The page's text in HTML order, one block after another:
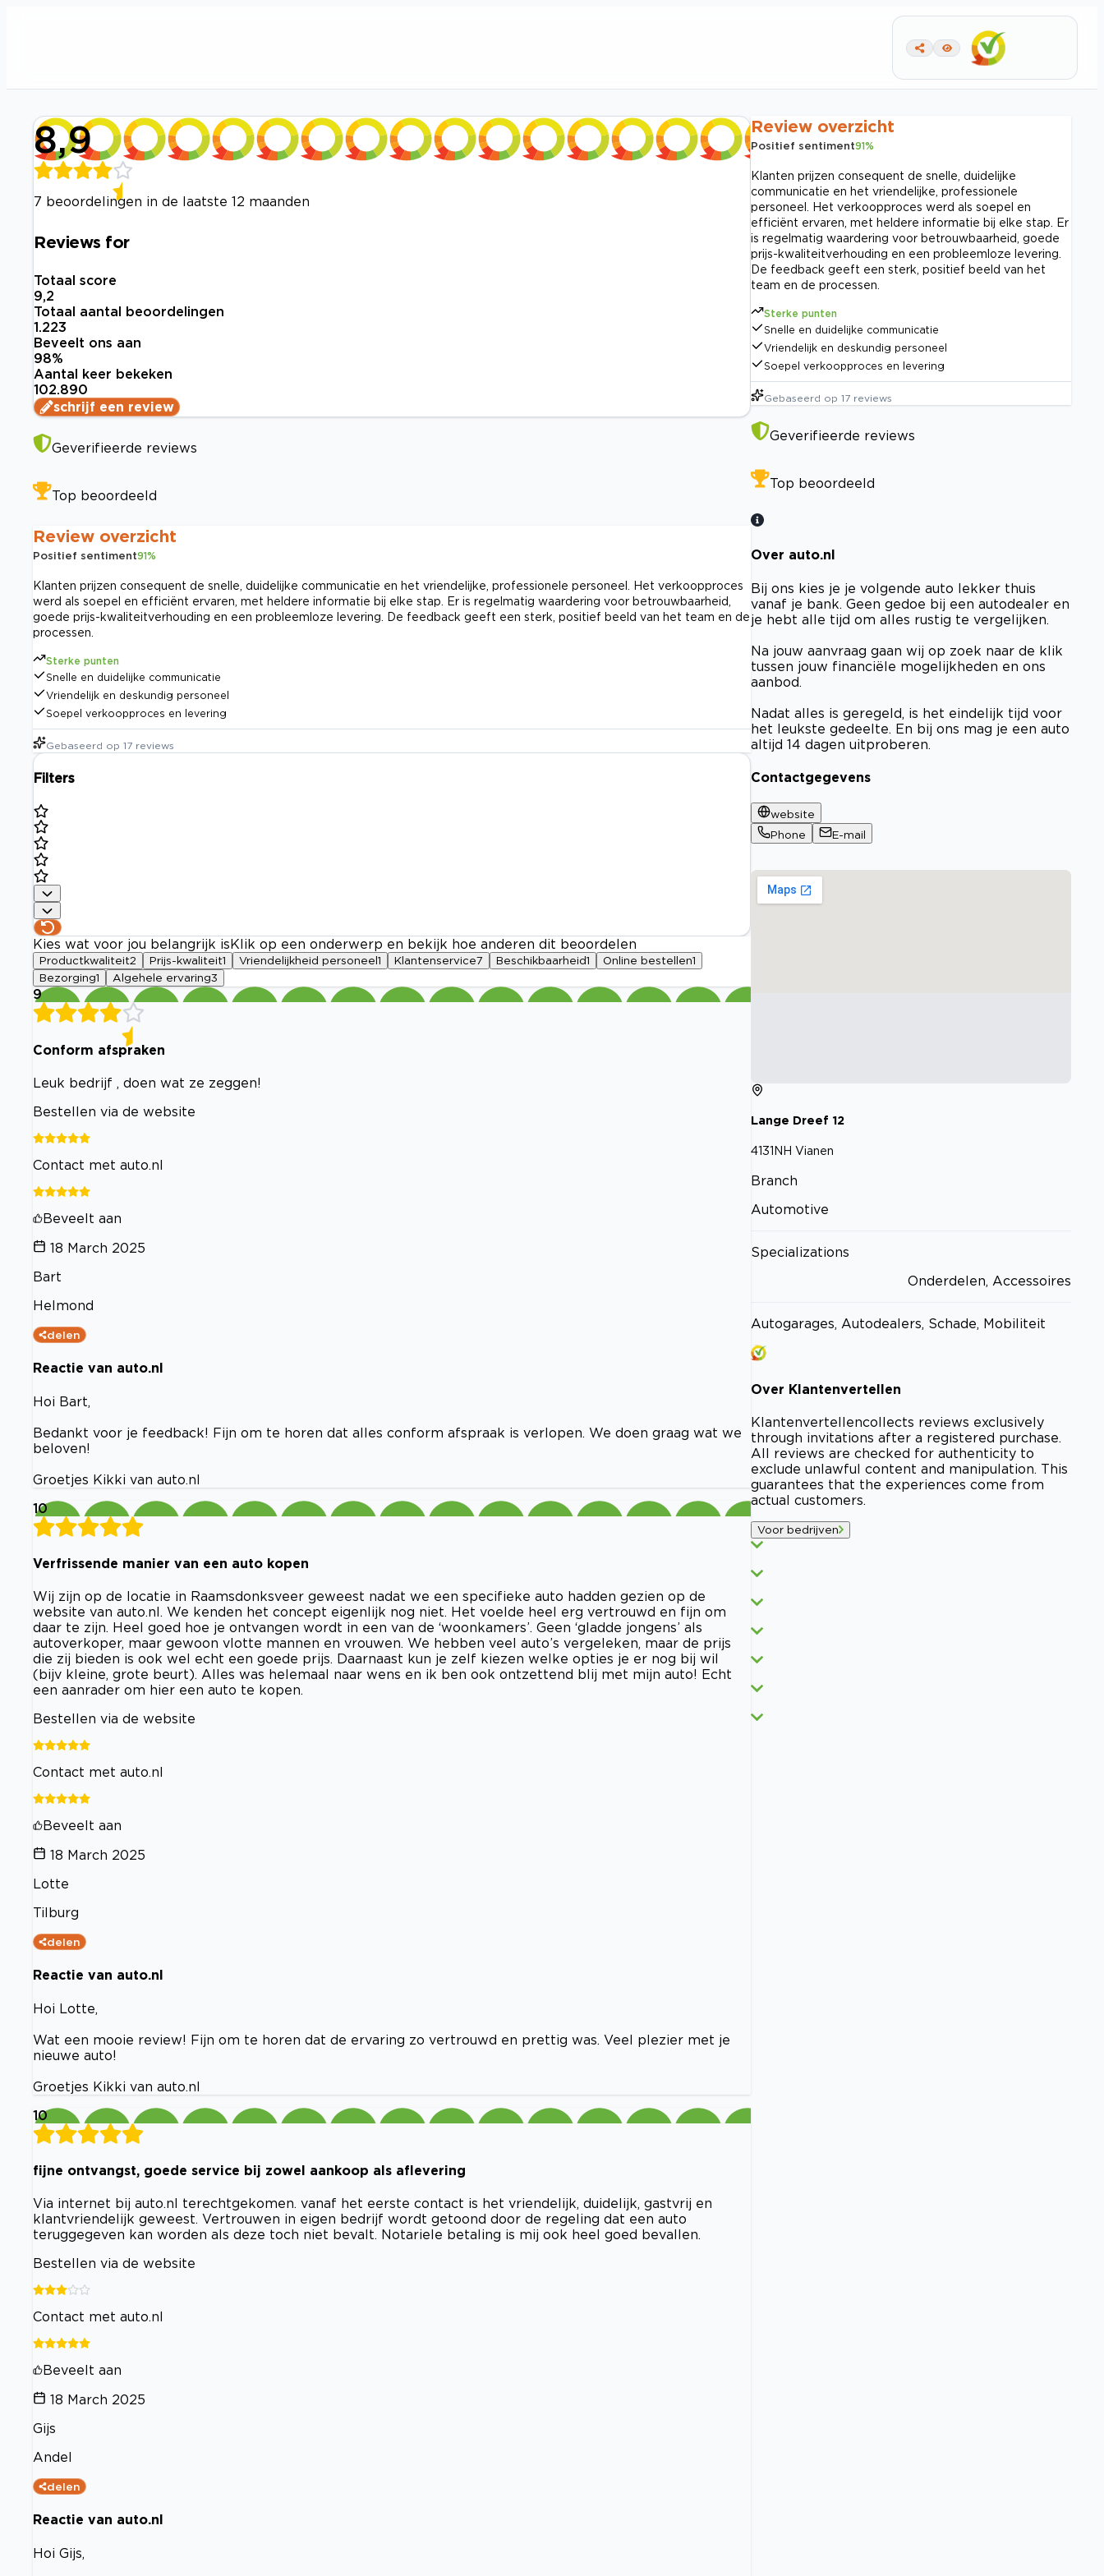
8,9
7 beoordelingen in de laatste 12 maanden
Reviews for
Totaal score
9,2
Totaal aantal beoordelingen
1.223
Beveelt ons aan
98%
Aantal keer bekeken
102.890
schrijf een review
Geverifieerde reviews
Top beoordeeld
Review overzicht
Positief sentiment91%
Klanten prijzen consequent de snelle, duidelijke communicatie en het vriendelijke, professionele personeel. Het verkoopproces
werd als soepel en efficiënt ervaren, met heldere informatie bij elke stap. Er is regelmatig waardering voor betrouwbaarheid,
goede prijs-kwaliteitverhouding en een probleemloze levering. De feedback geeft een sterk, positief beeld van het team en de
processen.
Sterke punten
Snelle en duidelijke communicatie
Vriendelijk en deskundig personeel
Soepel verkoopproces en levering
Gebaseerd op 17 reviews
Filters
Kies wat voor jou belangrijk is Klik op een onderwerp en bekijk hoe anderen dit beoordelen
Productkwaliteit2 Prijs-kwaliteit1 Vriendelijkheid personeel 1 Klantenservice7 Beschikbaarheid1 Online bestellen1
Bezorging1 Algehele ervaring3
9
Conform afspraken
Leuk bedrijf , doen wat ze zeggen!
Bestellen via de website
Contact met auto.nl
Beveelt aan
18 March 2025
Bart
Helmond
delen
Reactie van auto.nl
Hoi Bart,
Bedankt voor je feedback! Fijn om te horen dat alles conform afspraak is verlopen. We doen graag wat we
beloven!
Groetjes Kikki van auto.nl
10
Verfrissende manier van een auto kopen
Wij zijn op de locatie in Raamsdonksveer geweest nadat we een specifieke auto hadden gezien op de
website van auto.nl. We kenden het concept eigenlijk nog niet. Het voelde heel erg vertrouwd en fijn om
daar te zijn. Heel goed hoe je ontvangen wordt in een van de ‘woonkamers’. Geen ‘gladde jongens’ als
autoverkoper, maar gewoon vlotte mannen en vrouwen. We hebben veel auto’s vergeleken, maar de prijs
die zij bieden is ook wel echt een goede prijs. Daarnaast kun je zelf kiezen welke opties je er nog bij wil
(bijv kleine, grote beurt). Alles was helemaal naar wens en ik ben ook ontzettend blij met mijn auto! Echt
een aanrader om hier een auto te kopen.
Bestellen via de website
Contact met auto.nl
Beveelt aan
18 March 2025
Lotte
Tilburg
delen
Reactie van auto.nl
Hoi Lotte,
Wat een mooie review! Fijn om te horen dat de ervaring zo vertrouwd en prettig was. Veel plezier met je
nieuwe auto!
Groetjes Kikki van auto.nl
10
fijne ontvangst, goede service bij zowel aankoop als aflevering
Via internet bij auto.nl terechtgekomen. vanaf het eerste contact is het vriendelijk, duidelijk, gastvrij en
klantvriendelijk geweest. Vertrouwen in eigen bedrijf wordt getoond door de regeling dat een auto
teruggegeven kan worden als deze toch niet bevalt. Notariele betaling is mij ook heel goed bevallen.
Bestellen via de website
Contact met auto.nl
Beveelt aan
18 March 2025
Gijs
Andel
delen
Reactie van auto.nl
Hoi Gijs,
Review overzicht
Positief sentiment91%
Klanten prijzen consequent de snelle, duidelijke
communicatie en het vriendelijke, professionele
personeel. Het verkoopproces werd als soepel en
efficiënt ervaren, met heldere informatie bij elke stap. Er
is regelmatig waardering voor betrouwbaarheid, goede
prijs-kwaliteitverhouding en een probleemloze levering.
De feedback geeft een sterk, positief beeld van het
team en de processen.
Sterke punten
Snelle en duidelijke communicatie
Vriendelijk en deskundig personeel
Soepel verkoopproces en levering
Gebaseerd op 17 reviews
Geverifieerde reviews
Top beoordeeld
Over auto.nl
Bij ons kies je je volgende auto lekker thuis
vanaf je bank. Geen gedoe bij een autodealer en
je hebt alle tijd om alles rustig te vergelijken.
Na jouw aanvraag gaan wij op zoek naar de klik
tussen jouw financiële mogelijkheden en ons
aanbod.
Nadat alles is geregeld, is het eindelijk tijd voor
het leukste gedeelte. En bij ons mag je een auto
altijd 14 dagen uitproberen.
Contactgegevens
website
Phone
E-mail
Lange Dreef 12
4131NH Vianen
Branch
Automotive
Specializations
Onderdelen, Accessoires
Autogarages, Autodealers, Schade, Mobiliteit
Over Klantenvertellen
Klantenvertellencollects reviews exclusively
through invitations after a registered purchase.
All reviews are checked for authenticity to
exclude unlawful content and manipulation. This
guarantees that the experiences come from
actual customers.
Voor bedrijven